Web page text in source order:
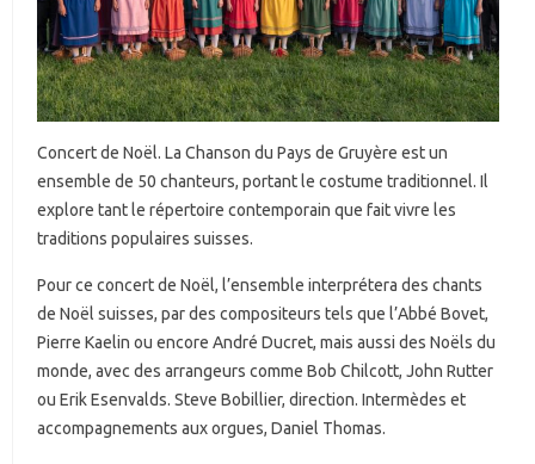
Concert de Noël. La Chanson du Pays de Gruyère est un
ensemble de 50 chanteurs, portant le costume traditionnel. Il
explore tant le répertoire contemporain que fait vivre les
traditions populaires suisses.
Pour ce concert de Noël, l’ensemble interprétera des chants
de Noël suisses, par des compositeurs tels que l’Abbé Bovet,
Pierre Kaelin ou encore André Ducret, mais aussi des Noëls du
monde, avec des arrangeurs comme Bob Chilcott, John Rutter
ou Erik Esenvalds. Steve Bobillier, direction. Intermèdes et
accompagnements aux orgues, Daniel Thomas.